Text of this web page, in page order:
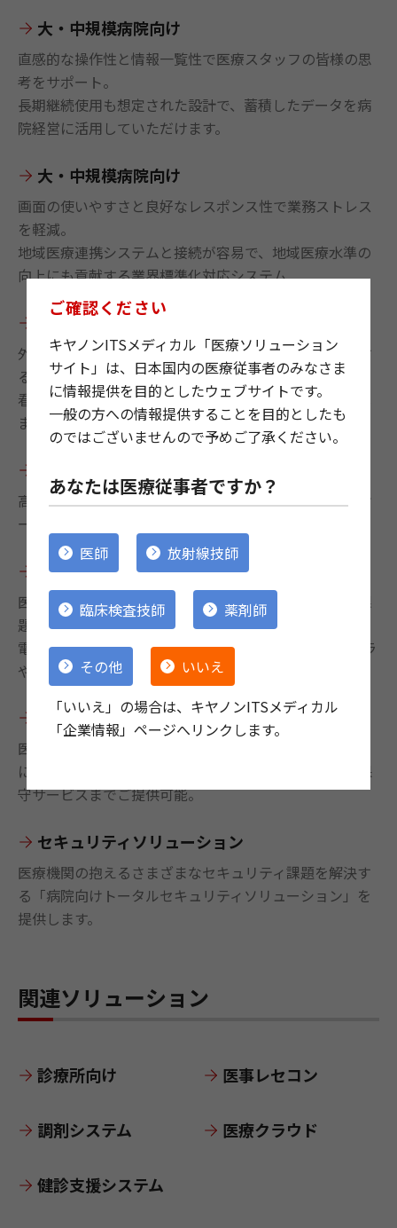
大・中規模病院向け
直感的な操作性と情報一覧性で医療スタッフの皆様の思
考をサポート。
長期継続使用も想定された設計で、蓄積したデータを病
院経営に活用していただけます。
大・中規模病院向け
画面の使いやすさと良好なレスポンス性で業務ストレス
を軽減。
地域医療連携システムと接続が容易で、地域医療水準の
向上にも貢献する業界標準化対応システム
中規模病院向け
外来から入院までのパス管理・チームケアをサポートす
る院内情報共有機能など充実した診療支援機能。
看護支援機能も搭載し、病院全体の業務効率化を支援し
ます。
高機能と使いやすさ・導入しやすさを兼ね備えたパッケ
ージ型電子カルテシステムです。
メディカルフォトソリューション
医療現場におけるデジタルカメラ画像の運用管理上の課
題を解決。
電子カルテ・PACSなどへの画像転送はもちろん、カメラ
や撮影画像のセキュリティ対策も搭載。
基盤ソリューション
医療機関向けに特化したSierの強みを生かし、お客さま
に最適なプラットフォームを選定し、企画・提案から保
守サービスまでご提供可能。
セキュリティソリューション
医療機関の抱えるさまざまなセキュリティ課題を解決す
る「病院向けトータルセキュリティソリューション」を
提供します。
関連ソリューション
診療所向け 医事レセコン
調剤システム 医療クラウド
健診支援システム
ご確認ください
キヤノンITSメディカル「医療ソリューション
サイト」は、日本国内の医療従事者のみなさま
に情報提供を目的としたウェブサイトです。
一般の方への情報提供することを目的としたも
のではございませんので予めご了承ください。
あなたは医療従事者ですか？
医師 放射線技師
臨床検査技師 薬剤師
その他
いいえ
「いいえ」の場合は、キヤノンITSメディカル
「企業情報」ページへリンクします。